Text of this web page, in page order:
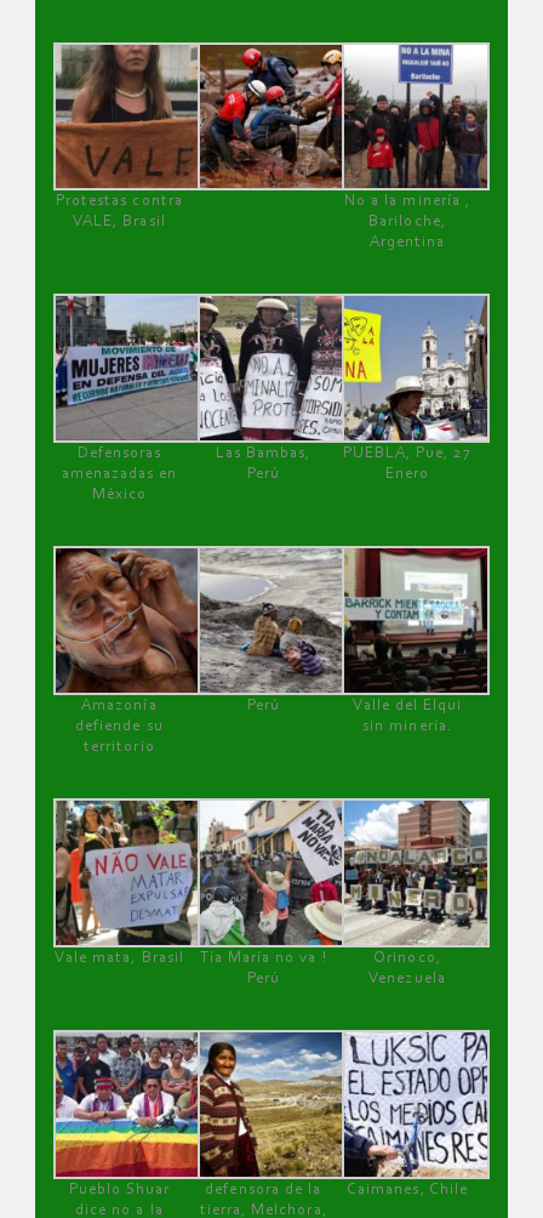
Protestas contra
VALE, Brasil
No a la minería ,
Bariloche,
Argentina
Defensoras
amenazadas en
México
Las Bambas,
Perú
PUEBLA, Pue, 27
Enero
Amazonía
defiende su
territorio
Perú
Valle del Elqui
sin minería.
Vale mata, Brasil
Tía María no va !
Perú
Orinoco,
Venezuela
Pueblo Shuar
dice no a la
defensora de la
tierra, Melchora,
Caimanes, Chile